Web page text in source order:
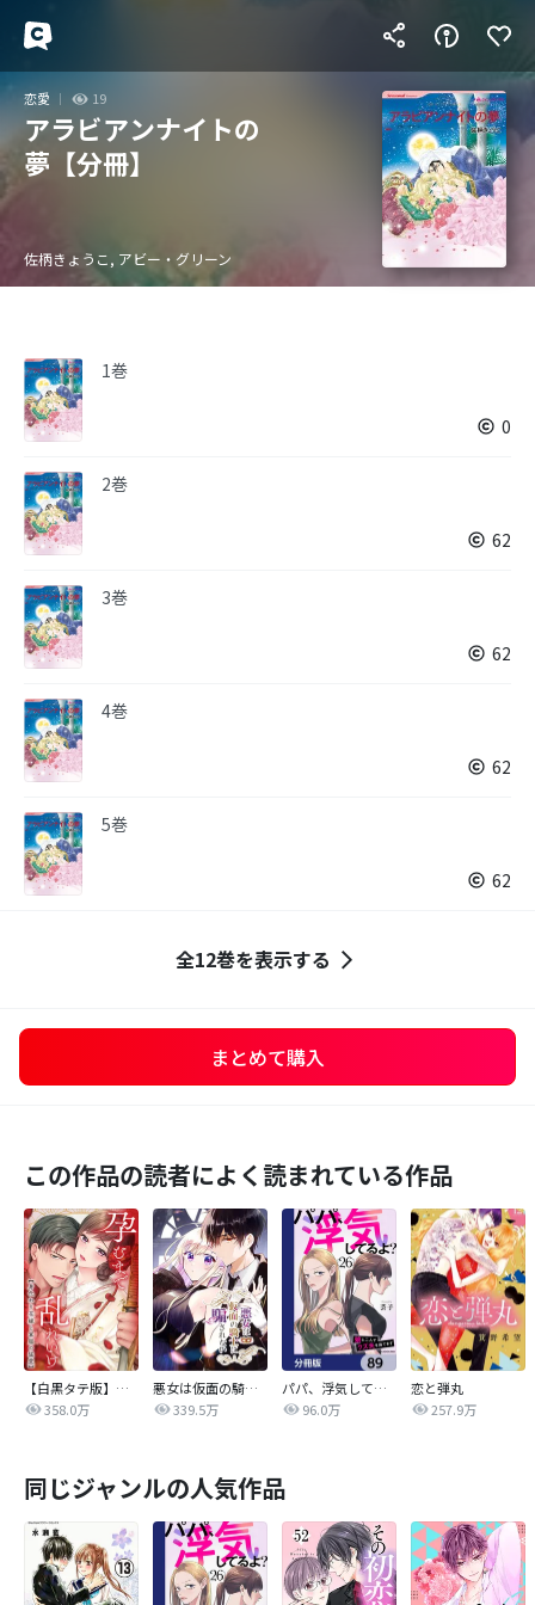
恋愛 19
アラビアンナイトの
夢【分冊】
佐柄きょうこ, アビー・グリーン
1巻
0
2巻
62
3巻
62
4巻
62
5巻
62
全12巻を表示する
まとめて購入
この作品の読者によく読まれている作品
【白黒タテ版】孕むまで乱れいけ～身代わり花嫁と軍服の猛愛
358.0万
悪女は仮面の騎士に騙されない
339.5万
パパ、浮気してるよ？娘と二人でクズ夫を捨てます【分冊版】
96.0万
恋と弾丸
257.9万
同じジャンルの人気作品